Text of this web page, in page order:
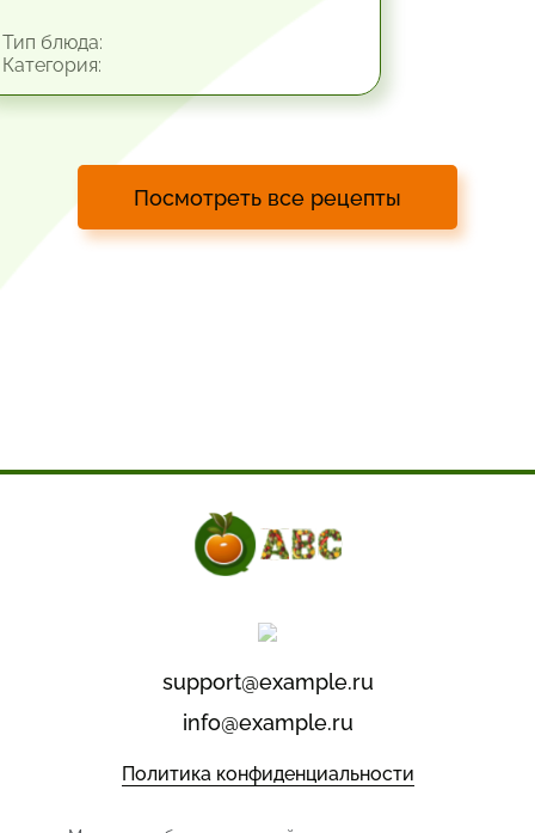
блюда:
Посмотреть все рецепты
support@example.ru
info@example.ru
Политика конфиденциальности